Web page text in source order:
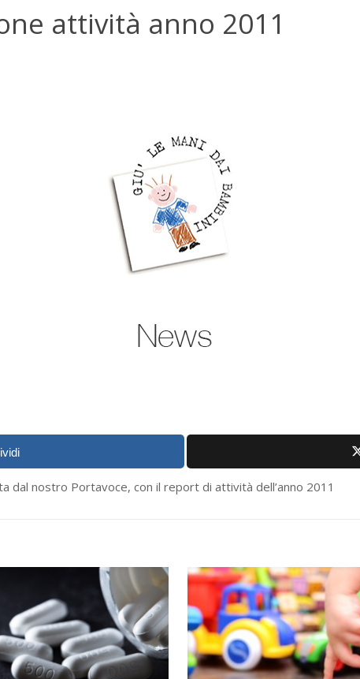
attività anno 2011
dal nostro Portavoce, con il report di attività dell’anno 2011